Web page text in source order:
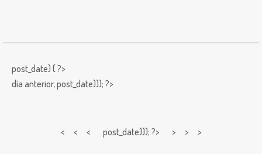
post_date) { ?>
día anterior,post_date))); ?>
< < < post_date))); ?> > > >